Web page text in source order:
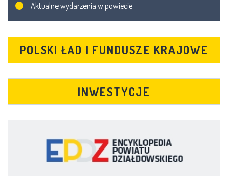
Aktualne wydarzenia w powiecie
POLSKI ŁAD I FUNDUSZE KRAJOWE
INWESTYCJE